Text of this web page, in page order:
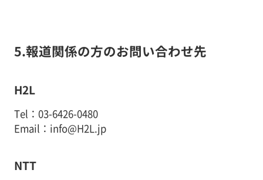
5.報道関係の方のお問い合わせ先
H2L
Tel：03-6426-0480
Email：info@H2L.jp
NTT